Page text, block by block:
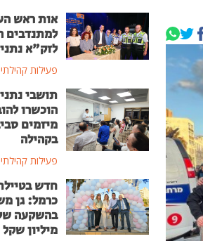
אות ראש
למתנדבים
לזק"א
פעילות
תושבי
הוכשרו
מיזמים
בקהילה
פעילות
חדש
כרמל: גן
מיליון שקל